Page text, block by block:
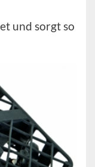
und sorgt so